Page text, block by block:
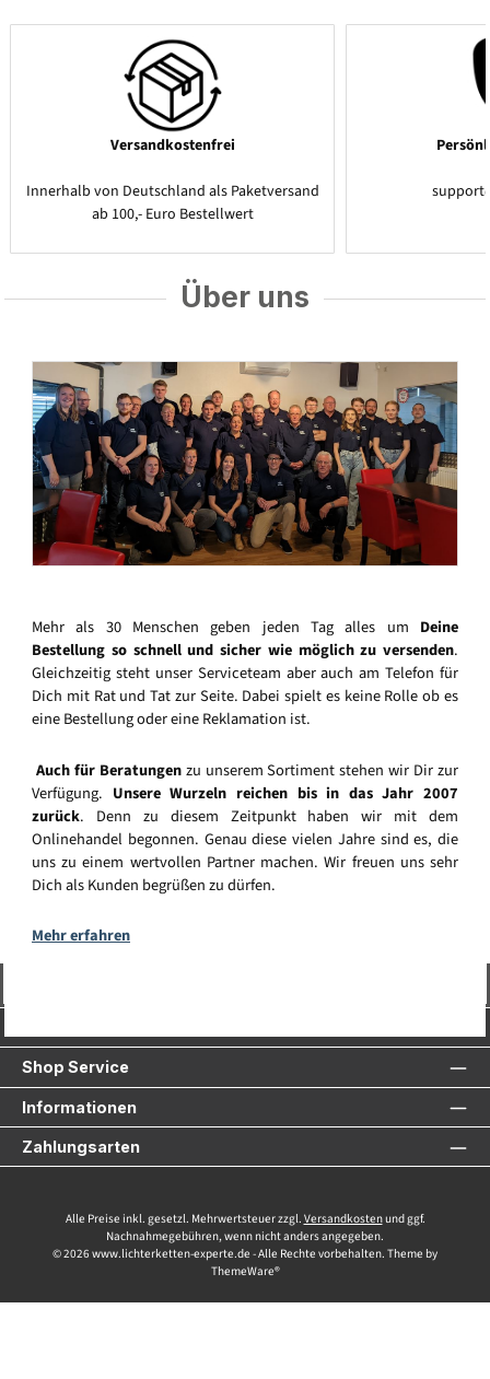
Versandkostenfrei
Innerhalb von Deutschland als Paketversand
ab 100,- Euro Bestellwert
Über uns
Mehr als 30 Menschen geben jeden Tag alles um Deine
Bestellung so schnell und sicher wie möglich zu versenden.
Gleichzeitig steht unser Serviceteam aber auch am Telefon für
Dich mit Rat und Tat zur Seite. Dabei spielt es keine Rolle ob es
eine Bestellung oder eine Reklamation ist.
Auch für Beratungenzu unserem Sortiment stehen wir Dir zur
Verfügung. Unsere Wurzeln reichen bis in das Jahr 2007
zurück. Denn zu diesem Zeitpunkt haben wir mit dem
Onlinehandel begonnen. Genau diese vielen Jahre sind es, die
uns zu einem wertvollen Partner machen. Wir freuen uns sehr
Dich als Kunden begrüßen zu dürfen.
Mehr erfahren
Shop Service
Informationen
Zahlungsarten
Alle Preise inkl. gesetzl. Mehrwertsteuer zzgl. Versandkostenund ggf.
Nachnahmegebühren, wenn nicht anders angegeben.
© 2026 www.lichterketten-experte.de - Alle Rechte vorbehalten. Theme by
ThemeWare®